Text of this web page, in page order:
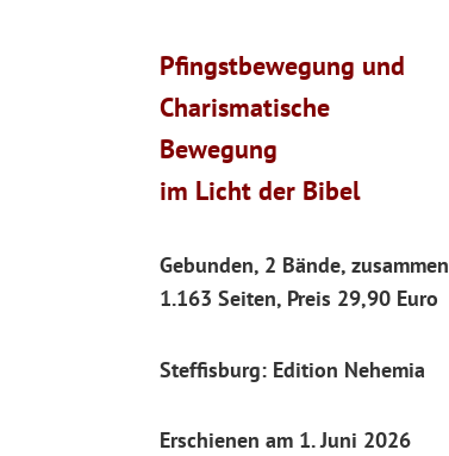
Pfingstbewegung und
Charismatische
Bewegung
im Licht der Bibel
Gebunden, 2 Bände, zusammen
1.163 Seiten, Preis 29,90 Euro
Steffisburg: Edition Nehemia
Erschienen am 1. Juni 2026